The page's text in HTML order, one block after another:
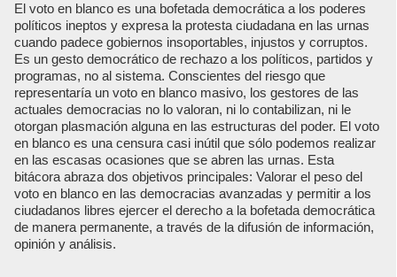
El voto en blanco es una bofetada democrática a los poderes
políticos ineptos y expresa la protesta ciudadana en las urnas
cuando padece gobiernos insoportables, injustos y corruptos.
Es un gesto democrático de rechazo a los políticos, partidos y
programas, no al sistema. Conscientes del riesgo que
representaría un voto en blanco masivo, los gestores de las
actuales democracias no lo valoran, ni lo contabilizan, ni le
otorgan plasmación alguna en las estructuras del poder. El voto
en blanco es una censura casi inútil que sólo podemos realizar
en las escasas ocasiones que se abren las urnas. Esta
bitácora abraza dos objetivos principales: Valorar el peso del
voto en blanco en las democracias avanzadas y permitir a los
ciudadanos libres ejercer el derecho a la bofetada democrática
de manera permanente, a través de la difusión de información,
opinión y análisis.